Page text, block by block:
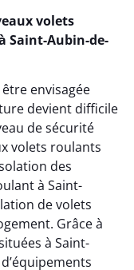
volets
Saint-Aubin-de-
envisagée
devient difficile
de sécurité
volets roulants
des
à Saint-
de volets
Grâce à
à Saint-